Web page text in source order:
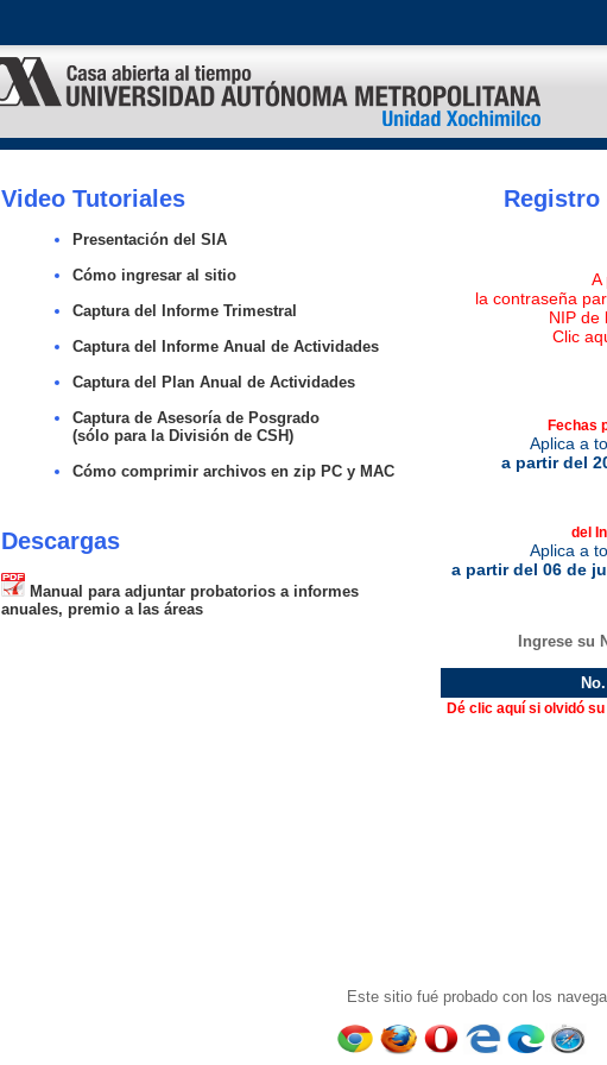
Video Tutoriales
Presentación del SIA
Cómo ingresar al sitio
Captura del Informe Trimestral
Captura del Informe Anual de Actividades
Captura del Plan Anual de Actividades
Captura de Asesoría de Posgrado
(sólo para la División de CSH)
Cómo comprimir archivos en zip PC y MAC
Descargas
Manual para adjuntar probatorios a informes
anuales, premio a las áreas
Registro
A
la contraseña
NIP de
Clic
Fechas
Aplica a
a partir del
del
Aplica a
a partir del 06 de
Ingrese su
Dé clic aquí si olvidó su
Este sitio fué probado con los